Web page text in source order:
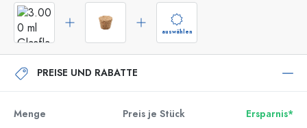
auswählen
PREISE UND RABATTE
Menge Preis je Stück
Ersparnis*